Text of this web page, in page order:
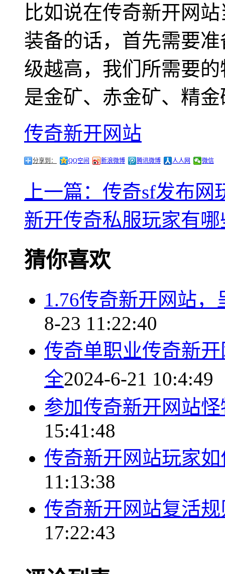
比如说在传奇新开网
装备的话，首先需要
级越高，我们所需要
是金矿、赤金矿、精
传奇新开网站
分享到： QQ空间 新浪微博 腾讯微博 人人网 微信
上一篇：传奇sf发布
新开传奇私服玩家有
猜你喜欢
1.76传奇新开网站
8-23 11:22:40
传奇单职业传奇新
全2024-6-21 10:4:49
参加传奇新开网站
15:41:48
传奇新开网站玩家
11:13:38
传奇新开网站复活
17:22:43